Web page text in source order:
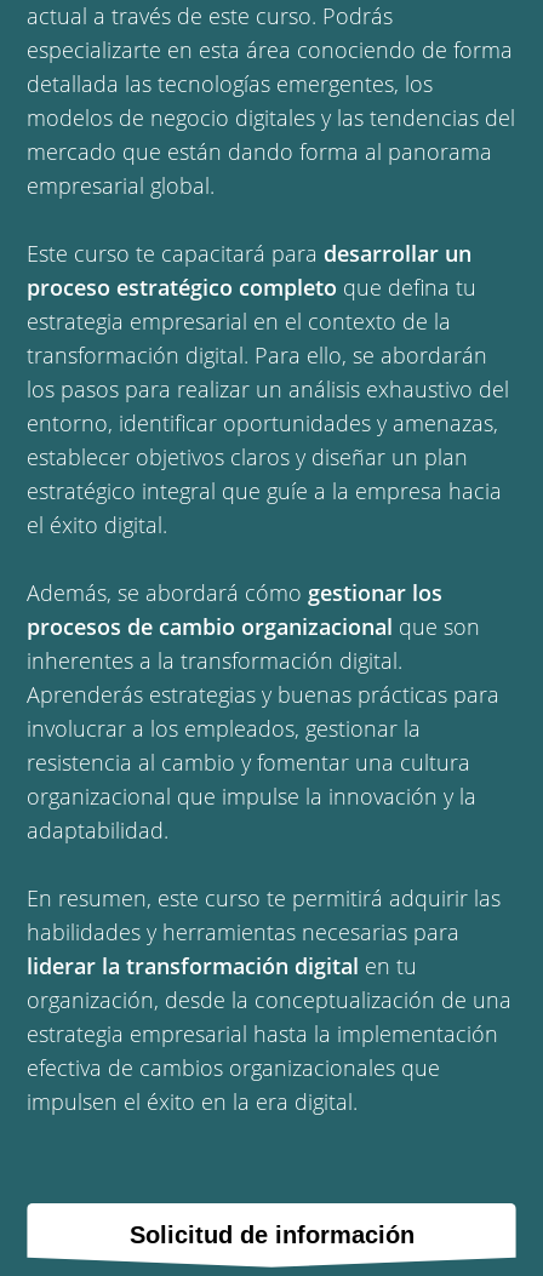
actual a través de este curso. Podrás
especializarte en esta área conociendo de forma
detallada las tecnologías emergentes, los
modelos de negocio digitales y las tendencias del
mercado que están dando forma al panorama
empresarial global.
Este curso te capacitará para desarrollar un
proceso estratégico completo que defina tu
estrategia empresarial en el contexto de la
transformación digital. Para ello, se abordarán
los pasos para realizar un análisis exhaustivo del
entorno, identificar oportunidades y amenazas,
establecer objetivos claros y diseñar un plan
estratégico integral que guíe a la empresa hacia
el éxito digital.
Además, se abordará cómo gestionar los
procesos de cambio organizacional que son
inherentes a la transformación digital.
Aprenderás estrategias y buenas prácticas para
involucrar a los empleados, gestionar la
resistencia al cambio y fomentar una cultura
organizacional que impulse la innovación y la
adaptabilidad.
En resumen, este curso te permitirá adquirir las
habilidades y herramientas necesarias para
liderar la transformación digital en tu
organización, desde la conceptualización de una
estrategia empresarial hasta la implementación
efectiva de cambios organizacionales que
impulsen el éxito en la era digital.
Solicitud de información